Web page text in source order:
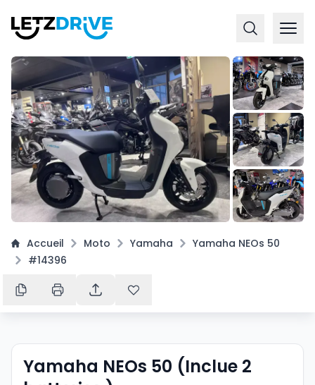
+3
Accueil Moto Yamaha
Yamaha NEOs 50
#14396
Yamaha NEOs 50 (Inclue 2